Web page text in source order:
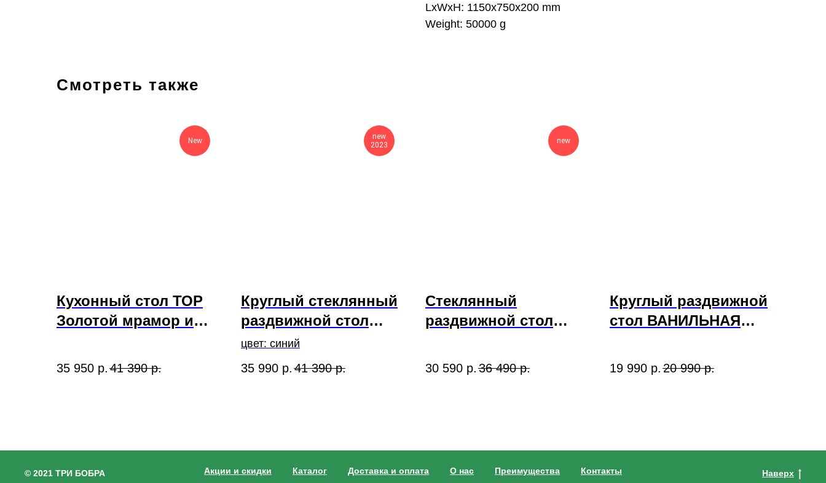
LxWxH: 1150x750x200 mm
Weight: 50000 g
Смотреть также
New
Кухонный стол ТОР
Золотой мрамор и
35 950 р. 41 390 р.
new
2023
Круглый стеклянный
раздвижной стол
"Серый мрамор" и
стулья "БОСТОН" 3
цвет: синий
35 990 р. 41 390 р.
new
Стеклянный
раздвижной стол
стулья "ГУЧИ"
коричневый
30 590 р. 36 490 р.
Круглый раздвижной
стол ВАНИЛЬНАЯ
МАДРИД ваниль
19 990 р. 20 990 р.
© 2021 ТРИ БОБРА Акции и скидки Каталог Доставка и оплата О нас Преимущества
Контакты
Наверх